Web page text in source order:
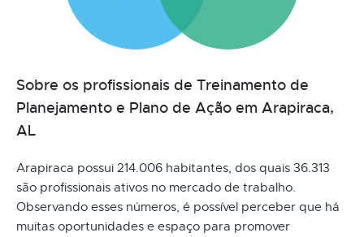
Sobre os profissionais de Treinamento de
Planejamento e Plano de Ação em Arapiraca,
AL
Arapiraca possui 214.006 habitantes, dos quais 36.313
são profissionais ativos no mercado de trabalho.
Observando esses números, é possível perceber que há
muitas oportunidades e espaço para promover